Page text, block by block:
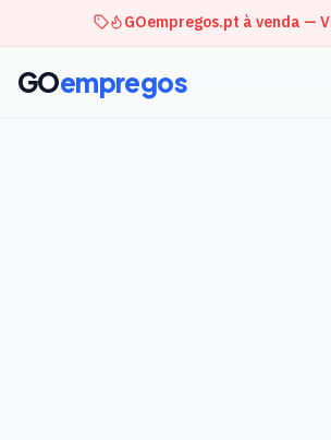
GOempregos.pt à venda —
GOempregos